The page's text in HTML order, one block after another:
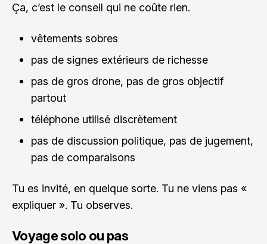
Ça, c’est le conseil qui ne coûte rien.
vêtements sobres
pas de signes extérieurs de richesse
pas de gros drone, pas de gros objectif
partout
téléphone utilisé discrètement
pas de discussion politique, pas de jugement,
pas de comparaisons
Tu es invité, en quelque sorte. Tu ne viens pas «
expliquer ». Tu observes.
Voyage solo ou pas